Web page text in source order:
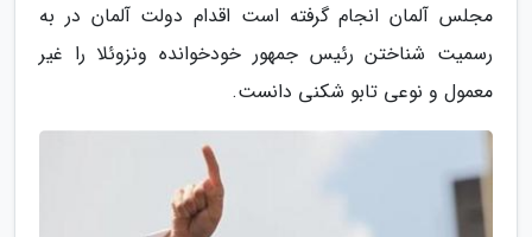
مجلس آلمان انجام گرفته است اقدام دولت آلمان در به
رسمیت شناختن رئیس جمهور خودخوانده ونزوئلا را غیر
معمول و نوعی تابو شکنی دانست.